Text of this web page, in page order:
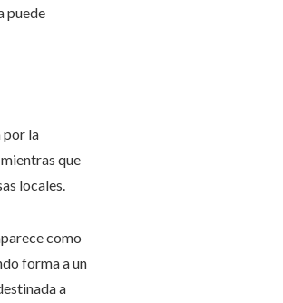
puede
por la
que
locales.
como
forma a un
a